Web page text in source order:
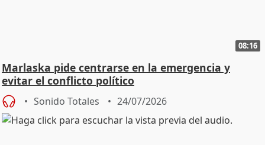
08:16
Marlaska pide centrarse en la emergencia y
evitar el conflicto político
Sonido Totales 24/07/2026